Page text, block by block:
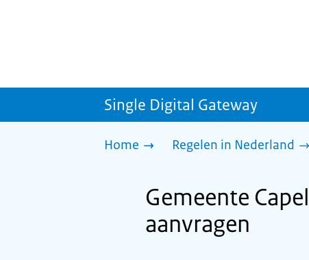
Single Digital Gateway
Home Regelen in Nederland
Gemeente
aanvragen